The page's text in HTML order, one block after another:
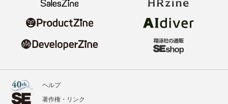
ヘルプ
著作権・リンク